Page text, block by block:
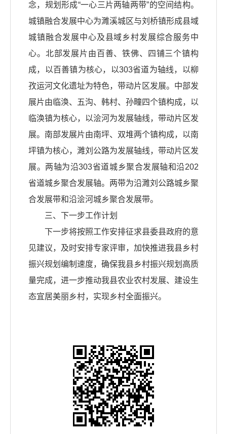
念，规划形成“一心三片两轴两带”的空间结构。
城镇融合发展中心为濉溪城区与刘桥镇形成县域
城镇融合发展中心及县域乡村发展综合服务中
心。北部发展片由百善、铁佛、四铺三个镇构
成，以百善镇为核心，以303省道为轴线，以柳
孜运河文化遗址为特色，带动片区发展。中部发
展片由临涣、五沟、韩村、孙疃四个镇构成，以
临涣镇为核心，以浍河为发展轴线，带动片区发
展。南部发展片由南坪、双堆两个镇构成，以南
坪镇为核心，濉刘公路为发展轴线，带动片区发
展。两轴为沿303省道城乡聚合发展轴和沿202
省道城乡聚合发展轴。两带为沿濉刘公路城乡聚
合发展带和沿浍河城乡聚合发展带。
三、下一步工作计划
下一步将按照工作安排征求县委县政府的意
见建议，及时安排专家评审，加快推进我县乡村
振兴规划编制速度，确保我县乡村振兴规划高质
量完成，进一步推动我县农业农村发展、建设生
态宜居美丽乡村，实现乡村全面振兴。